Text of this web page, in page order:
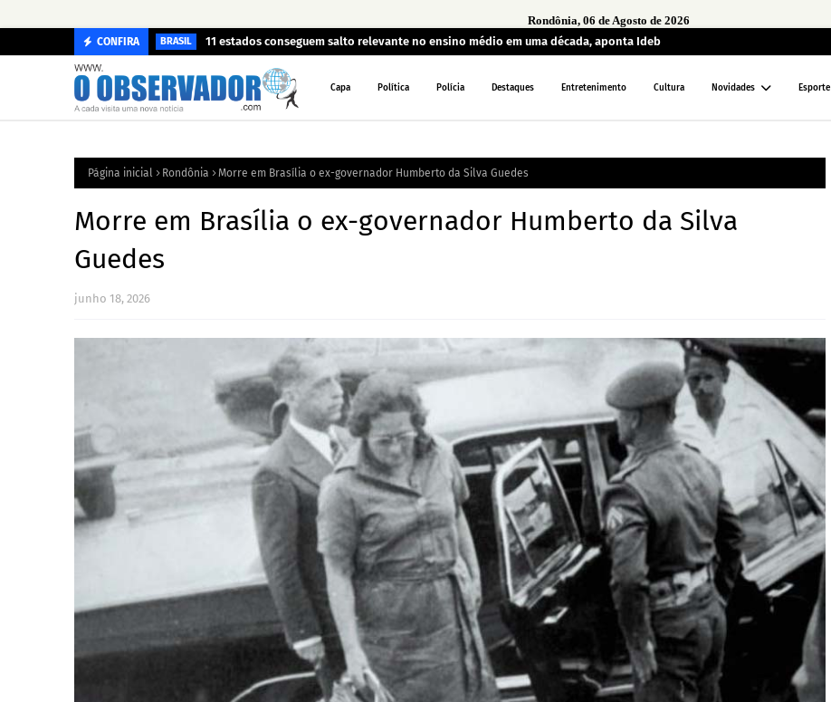
Rondônia, 06 de Agosto de 2026
CONFIRA BRASIL 11 estados conseguem salto relevante no ensino médio em uma década, aponta Ideb
Capa Política Polícia Destaques Entretenimento Cultura Novidades Esporte
Página inicial Rondônia Morre em Brasília o ex-governador Humberto da Silva Guedes
Morre em Brasília o ex-governador Humberto da Silva
Guedes
junho 18, 2026